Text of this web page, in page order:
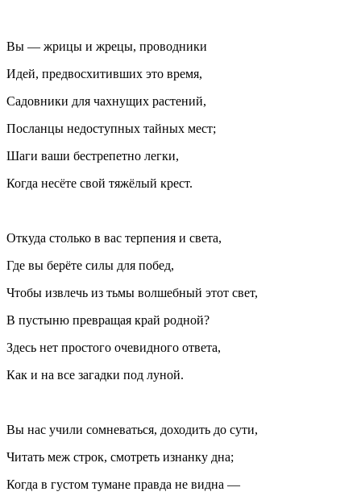
Вы — жрицы и жрецы, проводники
Идей, предвосхитивших это время,
Садовники для чахнущих растений,
Посланцы недоступных тайных мест;
Шаги ваши бестрепетно легки,
Когда несёте свой тяжёлый крест.
Откуда столько в вас терпения и света,
Где вы берёте силы для побед,
Чтобы извлечь из тьмы волшебный этот свет,
В пустыню превращая край родной?
Здесь нет простого очевидного ответа,
Как и на все загадки под луной.
Вы нас учили сомневаться, доходить до сути,
Читать меж строк, смотреть изнанку дна;
Когда в густом тумане правда не видна —